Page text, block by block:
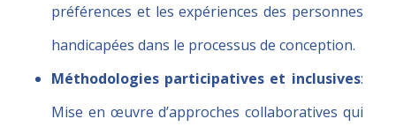
préférences et les expériences des personnes
handicapées dans le processus de conception.
Méthodologies participatives et inclusives:
Mise en œuvre d’approches collaboratives qui